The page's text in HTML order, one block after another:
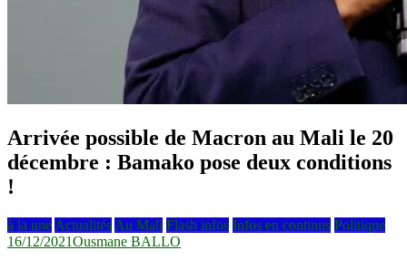
Arrivée possible de Macron au Mali le 20
décembre : Bamako pose deux conditions
!
à la une Actualités Au Mali Flash infos Infos en continus Politique
16/12/2021Ousmane BALLO